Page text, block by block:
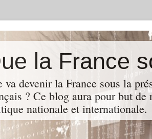
la France
va devenir la France sous la
? Ce blog aura pour but
nationale et internationale.